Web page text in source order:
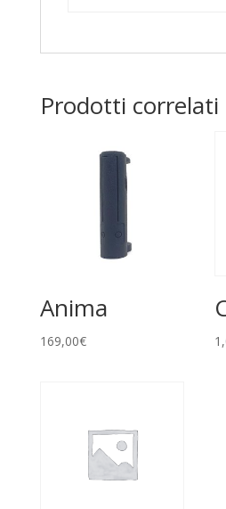
Prodotti correlati
Anima
169,00€